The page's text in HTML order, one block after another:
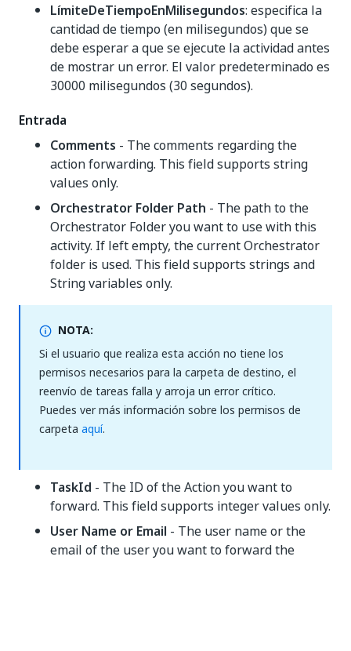
LímiteDeTiempoEnMilisegundos: especifica la
cantidad de tiempo (en milisegundos) que se
debe esperar a que se ejecute la actividad antes
de mostrar un error. El valor predeterminado es
30000 milisegundos (30 segundos).
Entrada
Comments - The comments regarding the
action forwarding. This field supports string
values only.
Orchestrator Folder Path - The path to the
Orchestrator Folder you want to use with this
activity. If left empty, the current Orchestrator
folder is used. This field supports strings and
String variables only.
NOTA:
Si el usuario que realiza esta acción no tiene los
permisos necesarios para la carpeta de destino, el
reenvío de tareas falla y arroja un error crítico.
Puedes ver más información sobre los permisos de
carpeta aquí.
TaskId - The ID of the Action you want to
forward. This field supports integer values only.
User Name or Email - The user name or the
email of the user you want to forward the